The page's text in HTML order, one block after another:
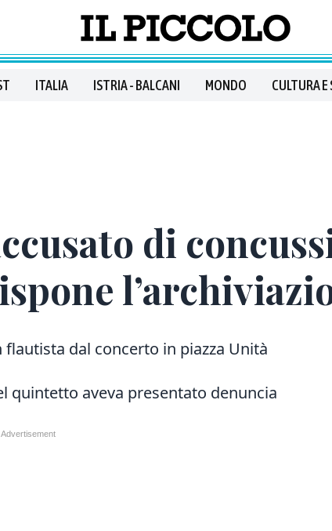
ITALIA ISTRIA - BALCANI MONDO CULTURA
di
flautista dal concerto in piazza Unità
quintetto aveva presentato denuncia